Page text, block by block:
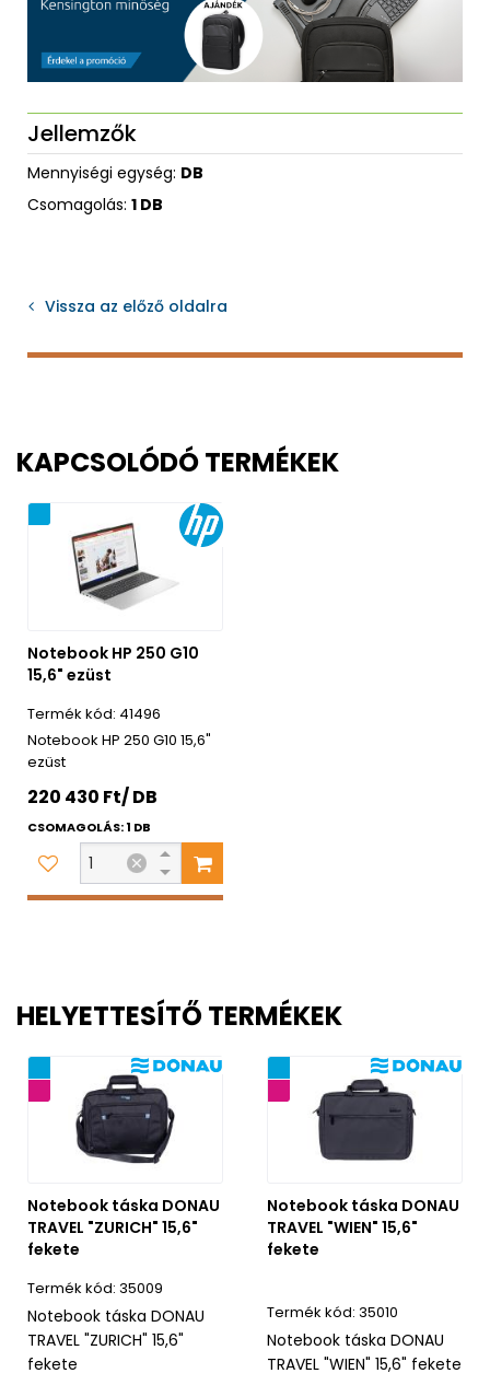
Jellemzők
Mennyiségi egység: DB
Csomagolás: 1 DB
Vissza az előző oldalra
KAPCSOLÓDÓ TERMÉKEK
Notebook HP 250 G10
15,6" ezüst
41496
Notebook HP 250 G10 15,6"
ezüst
220 430 Ft/ DB
CSOMAGOLÁS: 1 DB
HELYETTESÍTŐ TERMÉKEK
Notebook táska DONAU
TRAVEL "ZURICH" 15,6"
fekete
35009
Notebook táska DONAU
TRAVEL "ZURICH" 15,6"
fekete
Újdonság
Notebook táska DONAU
TRAVEL "WIEN" 15,6"
fekete
35010
Notebook táska DONAU
TRAVEL "WIEN" 15,6" fekete